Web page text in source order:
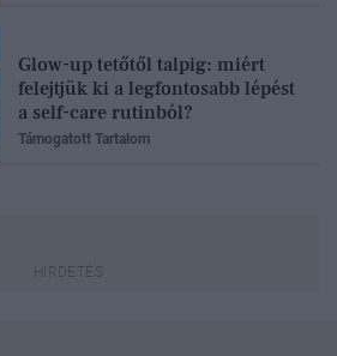
Glow-up tetőtől talpig: miért
felejtjük ki a legfontosabb lépést
a self-care rutinból?
Támogatott Tartalom